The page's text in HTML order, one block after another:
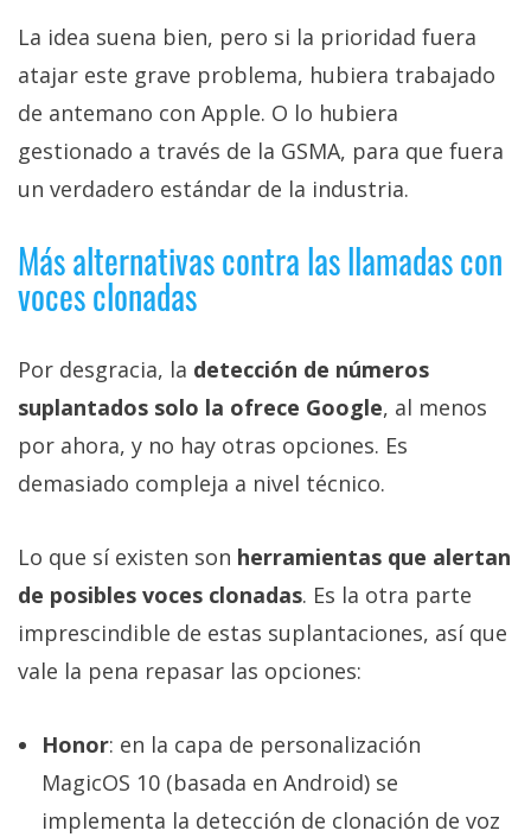
La idea suena bien, pero si la prioridad fuera
atajar este grave problema, hubiera trabajado
de antemano con Apple. O lo hubiera
gestionado a través de la GSMA, para que fuera
un verdadero estándar de la industria.
Más alternativas contra las llamadas con
voces clonadas
Por desgracia, la detección de números
suplantados solo la ofrece Google, al menos
por ahora, y no hay otras opciones. Es
demasiado compleja a nivel técnico.
Lo que sí existen son herramientas que alertan
de posibles voces clonadas. Es la otra parte
imprescindible de estas suplantaciones, así que
vale la pena repasar las opciones:
Honor: en la capa de personalización
MagicOS 10 (basada en Android) se
implementa la detección de clonación de voz